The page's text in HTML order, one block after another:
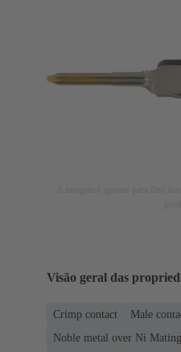
Visão geral das
Crimp contact Male
Noble metal over Ni